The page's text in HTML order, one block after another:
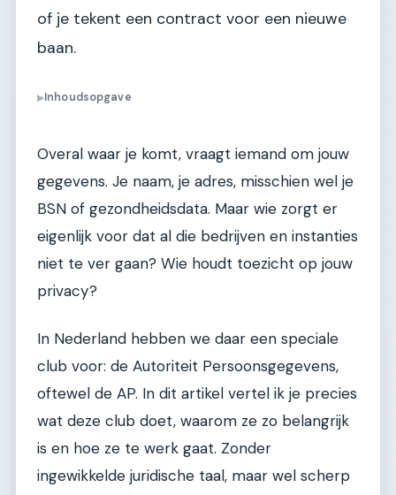
of je tekent een contract voor een nieuwe
baan.
▶Inhoudsopgave
Overal waar je komt, vraagt iemand om jouw
gegevens. Je naam, je adres, misschien wel je
BSN of gezondheidsdata. Maar wie zorgt er
eigenlijk voor dat al die bedrijven en instanties
niet te ver gaan? Wie houdt toezicht op jouw
privacy?
In Nederland hebben we daar een speciale
club voor: de Autoriteit Persoonsgegevens,
oftewel de AP. In dit artikel vertel ik je precies
wat deze club doet, waarom ze zo belangrijk
is en hoe ze te werk gaat. Zonder
ingewikkelde juridische taal, maar wel scherp